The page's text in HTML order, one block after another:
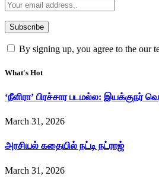
By signing up, you agree to the our
What's Hot
‘நீளிரா’ பிரச்சார படமல்ல: இயக்குநர்
March 31, 2026
அரசியல் கதையில் நட்டி நட்ராஜ்
March 31, 2026